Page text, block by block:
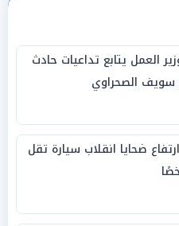
العمل يتابع تداعيات حادث
الصحراوي
ضحايا انقلاب سيارة تقل